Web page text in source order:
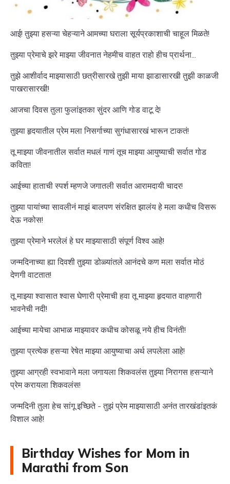
आई! तुझ्या हसऱ्या चेहऱ्याने आमच्या घराला सूर्यप्रकाशाची चाहूल मिळते!
तुझ्या प्रेमाचे झरे माझ्या जीवनात नेहमीच वाहत राहो हीच प्रार्थना...
तुझे आशीर्वाद माझ्यासाठी छत्रीसारखे तुझी माया झाडासारखी तुझी काळजी
पाखरासारखी!
आजचा दिवस तुला फुलांइतका सुंदर आणि गोड वाटू दे!
तुझ्या हृदयातील प्रेम मला निसर्गाच्या सुगंधासारखं भारून टाकतं!
तू माझ्या जीवनातील सर्वात मधलं गाणं तूच माझ्या आयुष्याची सर्वात गोड
कविता!
आईच्या हाताची स्पर्श म्हणजे जगातली सर्वात आरामदायी चादर!
तुझ्या पायांच्या सावलीनं माझं बालपण संरक्षित झालंय हे मला कधीच विसरू
देऊ नकोस!
तुझ्या प्रेमाने भरलेलं हे घर माझ्यासाठी संपूर्ण विश्व आहे!
जन्मदिनाच्या ह्या दिवशी तुझ्या डोळ्यांतले आनंदचे कण मला सर्वात मोठं
देणगी वाटतात!
तू माझ्या श्वासात श्वास घेणारी प्रेमाची हवा तू माझ्या हृदयात वाहणारी
भावनेची नदी!
आईच्या मायेचा आभाळ माझ्यावर कधीच कोसळू नये हीच विनंती!
तुझ्या प्रत्येक हसऱ्या रेषेत माझ्या आयुष्याचा अर्थ लपलेला आहे!
तुझ्या आग्रही स्वभावाने मला जगायला शिकवलंस तुझ्या निरागस हसऱ्याने
प्रेम करायला शिकवलंस!
जन्मदिनी तुला हेच सांगू इच्छिते - तुझं प्रेम माझ्यासाठी अनंत तारखंडांइतकं
विशाल आहे!
Birthday Wishes for Mom in
Marathi from Son